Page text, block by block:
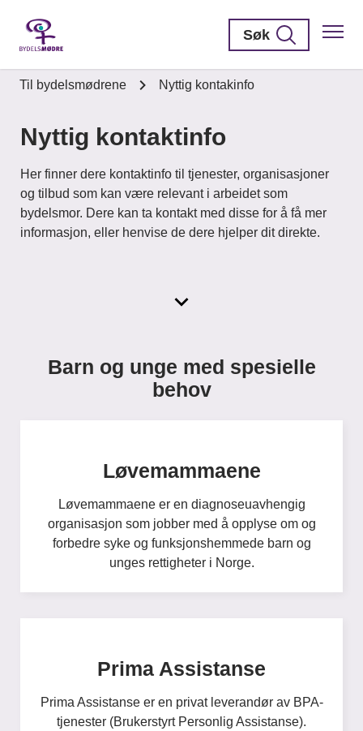
Søk
Til bydelsmødrene Nyttig kontakinfo
Nyttig kontaktinfo
Her finner dere kontaktinfo til tjenester, organisasjoner
og tilbud som kan være relevant i arbeidet som
bydelsmor. Dere kan ta kontakt med disse for å få mer
informasjon, eller henvise de dere hjelper dit direkte.
Barn og unge med spesielle
behov
Løvemammaene
Løvemammaene er en diagnoseuavhengig
organisasjon som jobber med å opplyse om og
forbedre syke og funksjonshemmede barn og
unges rettigheter i Norge.
Prima Assistanse
Prima Assistanse er en privat leverandør av BPA-
tjenester (Brukerstyrt Personlig Assistanse).